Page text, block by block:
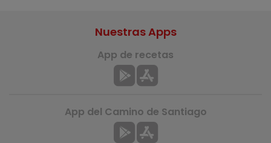
Nuestras Apps
App de recetas
App del Camino de Santiago